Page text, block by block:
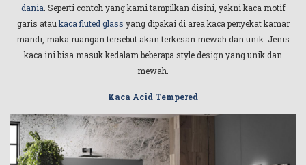
dania . Seperti contoh yang kami tampilkan disini, yakni kaca motif
garis atau kaca fluted glass yang dipakai di area kaca penyekat kamar
mandi, maka ruangan tersebut akan terkesan mewah dan unik. Jenis
kaca ini bisa masuk kedalam beberapa style design yang unik dan
mewah.
Kaca Acid Tempered